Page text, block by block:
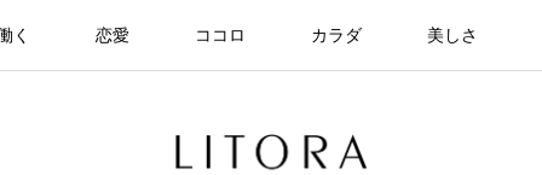
く 恋愛 ココロ カラダ 美しさ